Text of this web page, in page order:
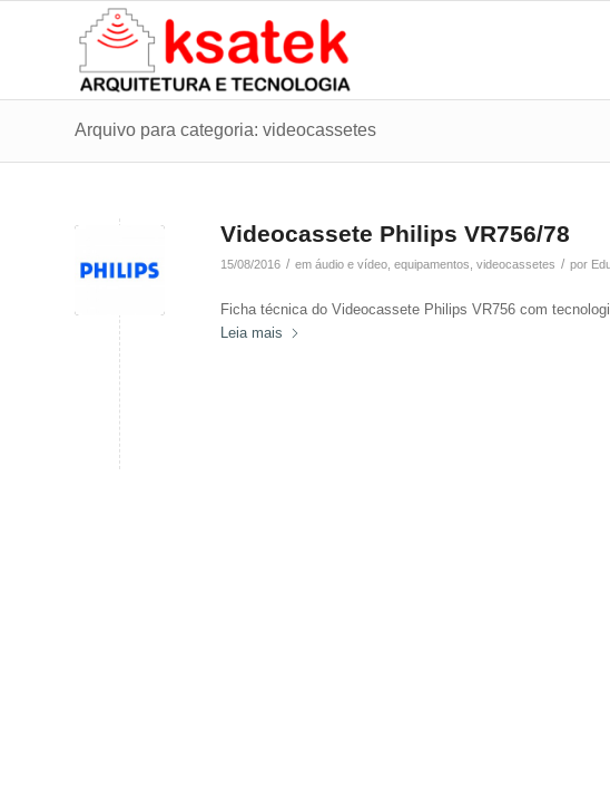
Arquivo para categoria: videocassetes
Videocassete Philips VR756/78
15/08/2016 / em áudio e vídeo equipamentos videocassetes / por
Ficha técnica do Videocassete Philips VR756 com
Leia mais